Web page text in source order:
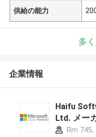
供給の能力
多
企業情報
Haifu
Ltd. メー
Rm